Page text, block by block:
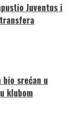
Juventus i
bio srećan u
klubom